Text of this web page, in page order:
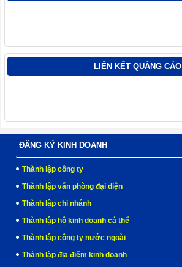
LIÊN KẾT QUẢNG CÁO
ĐĂNG KÝ KINH DOANH
Thành lập công ty
Thành lập văn phòng đại diện
Thành lập chi nhánh
Thành lập hộ kinh doanh cá thể
Thành lập công ty nước ngoài
Thành lập địa điểm kinh doanh